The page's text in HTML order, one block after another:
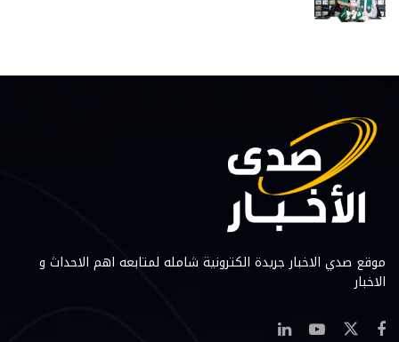
موقع صدي الاخبار جريدة الكترونية شامله لمتابعه اهم الاحداث و
الاخبار